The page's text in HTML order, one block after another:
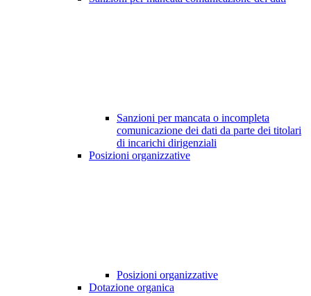
Sanzioni per mancata o incompleta
comunicazione dei dati da parte dei titolari
di incarichi dirigenziali
Posizioni organizzative
Posizioni organizzative
Dotazione organica